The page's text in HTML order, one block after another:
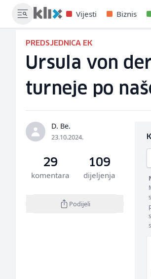
Vijesti Biznis
PREDSJEDNICA EK
Ursula von
turneje po
D. Be.
23.10.2024.
29
komentara
109
dijeljenja
Podijeli